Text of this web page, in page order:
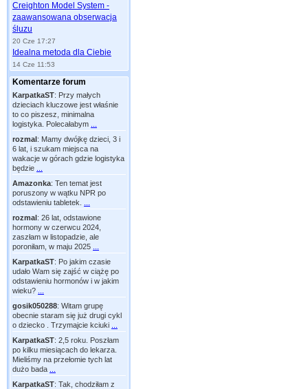
Creighton Model System -
zaawansowana obserwacja
śluzu
20 Cze 17:27
Idealna metoda dla Ciebie
14 Cze 11:53
Komentarze forum
KarpatkaST: Przy małych
dzieciach kluczowe jest właśnie
to co piszesz, minimalna
logistyka. Polecałabym
rozmal: Mamy dwójkę dzieci, 3 i
6 lat, i szukam miejsca na
wakacje w górach gdzie logistyka
będzie
Amazonka: Ten temat jest
poruszony w wątku NPR po
odstawieniu tabletek.
rozmal: 26 lat, odstawione
hormony w czerwcu 2024,
zaszłam w listopadzie, ale
poroniłam, w maju 2025
KarpatkaST: Po jakim czasie
udało Wam się zajść w ciążę po
odstawieniu hormonów i w jakim
wieku?
gosik050288: Witam grupę
obecnie staram się już drugi cykl
o dziecko . Trzymajcie kciuki
KarpatkaST: 2,5 roku. Poszłam
po kilku miesiącach do lekarza.
Mieliśmy na przełomie tych lat
dużo bada
KarpatkaST: Tak, chodziłam z